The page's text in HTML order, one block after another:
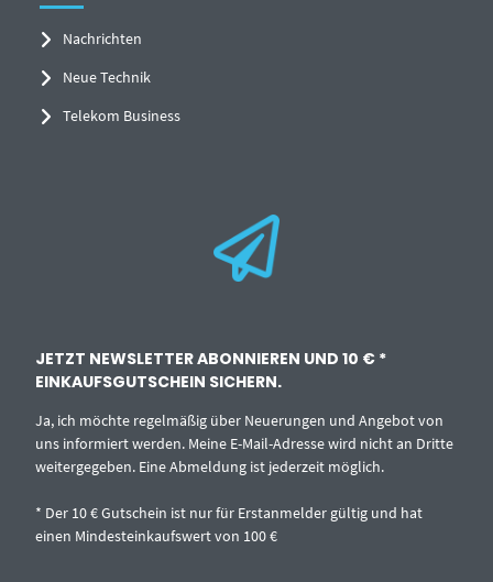
Nachrichten
Neue Technik
Telekom Business
JETZT NEWSLETTER ABONNIEREN UND 10 € *
EINKAUFSGUTSCHEIN SICHERN.
Ja, ich möchte regelmäßig über Neuerungen und Angebot von
uns informiert werden. Meine E-Mail-Adresse wird nicht an Dritte
weitergegeben. Eine Abmeldung ist jederzeit möglich.
* Der 10 € Gutschein ist nur für Erstanmelder gültig und hat
einen Mindesteinkaufswert von 100 €